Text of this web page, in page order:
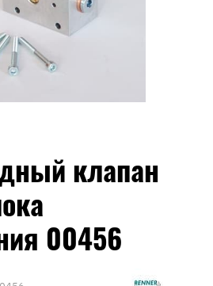
клапан
00456